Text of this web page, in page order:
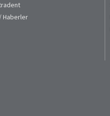
Haberler